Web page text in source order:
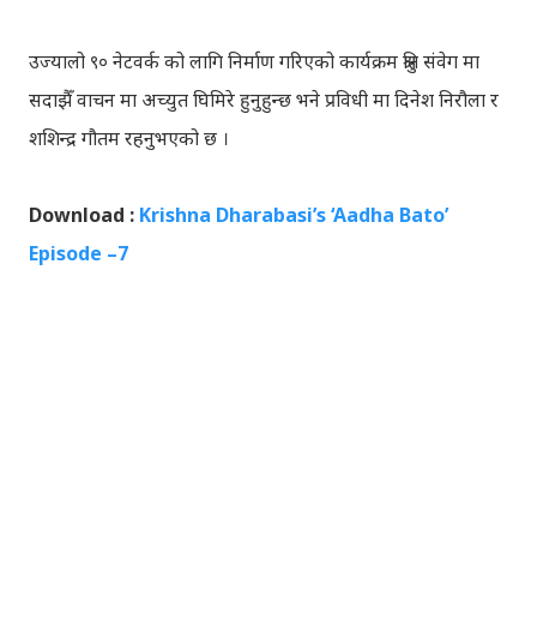
उज्यालो ९० नेटवर्क को लागि निर्माण गरिएको कार्यक्रम श्रुति संवेग मा
सदाझैँ वाचन मा अच्युत घिमिरे हुनुहुन्छ भने प्रविधी मा दिनेश निरौला र
शशिन्द्र गौतम रहनुभएको छ ।
Download : Krishna Dharabasi’s ‘Aadha Bato’
Episode –7